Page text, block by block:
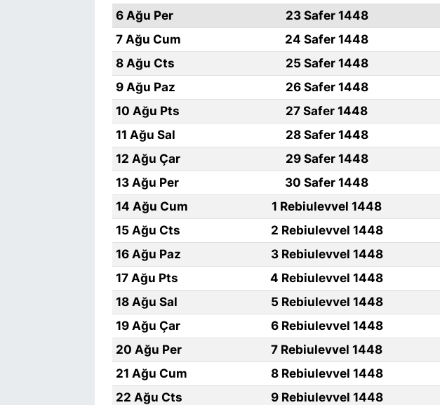
6 Ağu Per
23 Safer 1448
7 Ağu Cum
24 Safer 1448
8 Ağu Cts
25 Safer 1448
9 Ağu Paz
26 Safer 1448
10 Ağu Pts
27 Safer 1448
11 Ağu Sal
28 Safer 1448
12 Ağu Çar
29 Safer 1448
13 Ağu Per
30 Safer 1448
14 Ağu Cum
1 Rebiulevvel 1448
15 Ağu Cts
2 Rebiulevvel 1448
16 Ağu Paz
3 Rebiulevvel 1448
17 Ağu Pts
4 Rebiulevvel 1448
18 Ağu Sal
5 Rebiulevvel 1448
19 Ağu Çar
6 Rebiulevvel 1448
20 Ağu Per
7 Rebiulevvel 1448
21 Ağu Cum
8 Rebiulevvel 1448
22 Ağu Cts
9 Rebiulevvel 1448